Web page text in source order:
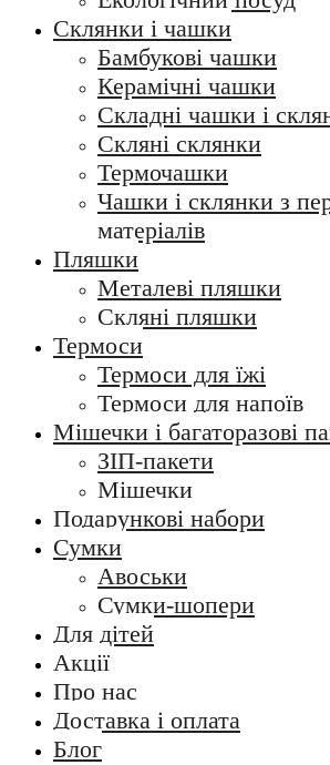
Склянки і чашки
Бамбукові чашки
Керамічні чашки
Складні чашки і
Скляні склянки
Термочашки
Чашки і склянки з
матеріалів
Пляшки
Металеві пляшки
Скляні пляшки
Термоси
Термоси для їжі
Термоси для напоїв
Мішечки і багаторазові
ЗІП-пакети
Мішечки
Подарункові набори
Сумки
Авоськи
Сумки-шопери
Для дітей
Акції
Про нас
Доставка і оплата
Блог